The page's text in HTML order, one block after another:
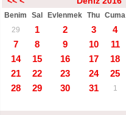
Benim Sal Evlenmek Thu Cuma
29
1 2 3 4
7
8 9 10 11
14
15 16 17 18
21
22 23 24 25
28
29 30 31 1